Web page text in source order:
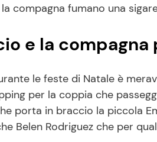
compagna fumano una
e la compagna
le feste di Natale è
per la coppia che
porta in braccio la piccola
Belen Rodriguez che per